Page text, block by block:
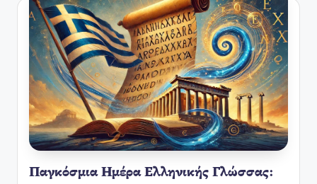
Παγκόσμια Ημέρα Ελληνικής Γλώσσας: